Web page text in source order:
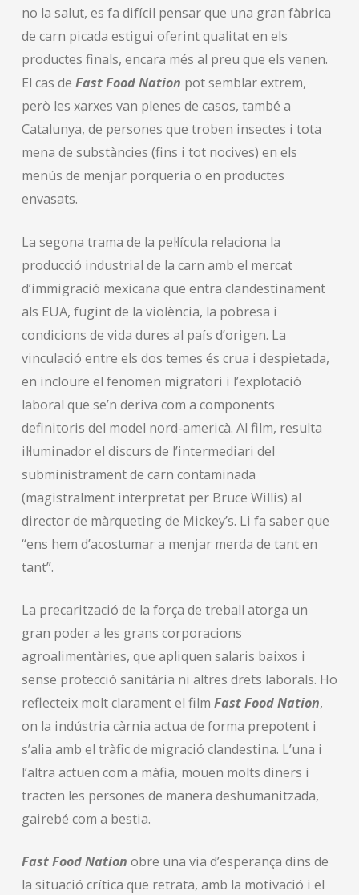
no la salut, es fa difícil pensar que una gran fàbrica
de carn picada estigui oferint qualitat en els
productes finals, encara més al preu que els venen.
El cas de Fast Food Nation pot semblar extrem,
però les xarxes van plenes de casos, també a
Catalunya, de persones que troben insectes i tota
mena de substàncies (fins i tot nocives) en els
menús de menjar porqueria o en productes
envasats.
La segona trama de la pel·lícula relaciona la
producció industrial de la carn amb el mercat
d’immigració mexicana que entra clandestinament
als EUA, fugint de la violència, la pobresa i
condicions de vida dures al país d’origen. La
vinculació entre els dos temes és crua i despietada,
en incloure el fenomen migratori i l’explotació
laboral que se’n deriva com a components
definitoris del model nord-americà. Al film, resulta
il·luminador el discurs de l’intermediari del
subministrament de carn contaminada
(magistralment interpretat per Bruce Willis) al
director de màrqueting de Mickey’s. Li fa saber que
“ens hem d’acostumar a menjar merda de tant en
tant”.
La precarització de la força de treball atorga un
gran poder a les grans corporacions
agroalimentàries, que apliquen salaris baixos i
sense protecció sanitària ni altres drets laborals. Ho
reflecteix molt clarament el film Fast Food Nation,
on la indústria càrnia actua de forma prepotent i
s’alia amb el tràfic de migració clandestina. L’una i
l’altra actuen com a màfia, mouen molts diners i
tracten les persones de manera deshumanitzada,
gairebé com a bestia.
Fast Food Nation obre una via d’esperança dins de
la situació crítica que retrata, amb la motivació i el